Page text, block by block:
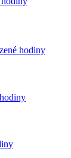
hodiny